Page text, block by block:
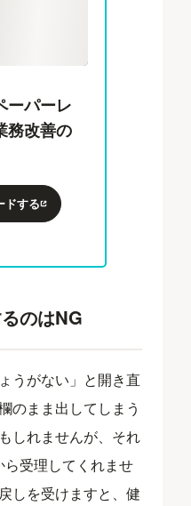
ーパーレ
務改善の
ドする
のはNG
うがない」と開き直
のまま出してしまう
しれませんが、それ
受理してくれませ
しを受けますと、健